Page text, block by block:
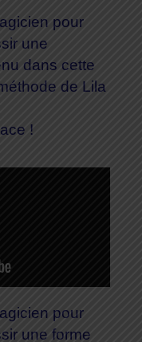
pour
une
dans cette
de Lila
!
pour
une forme